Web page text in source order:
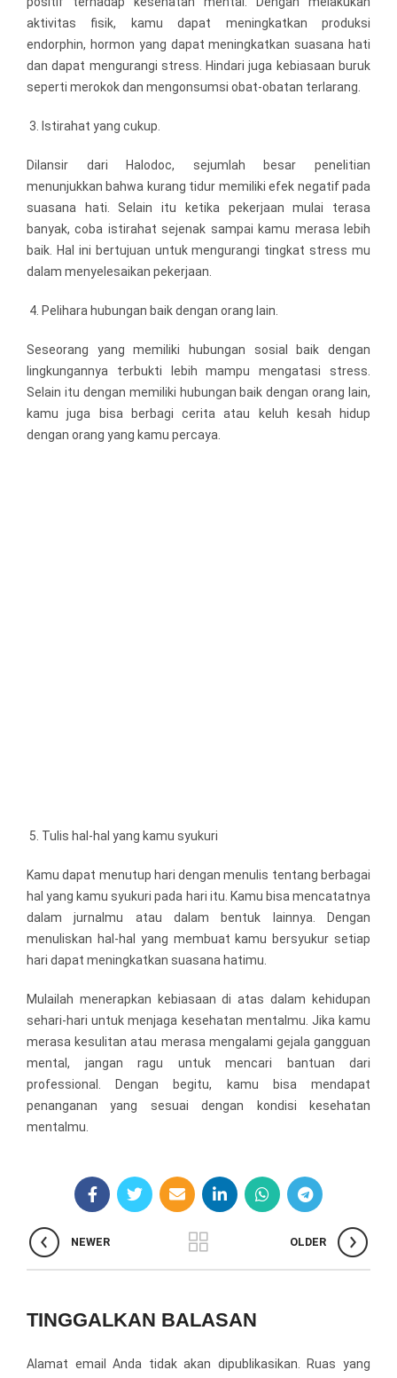
aktivitas fisik, kamu dapat meningkatkan produksi
endorphin, hormon yang dapat meningkatkan suasana hati
dan dapat mengurangi stress. Hindari juga kebiasaan buruk
seperti merokok dan mengonsumsi obat-obatan terlarang.
Istirahat yang cukup.
Dilansir dari Halodoc, sejumlah besar penelitian
menunjukkan bahwa kurang tidur memiliki efek negatif pada
suasana hati. Selain itu ketika pekerjaan mulai terasa
banyak, coba istirahat sejenak sampai kamu merasa lebih
baik. Hal ini bertujuan untuk mengurangi tingkat stress mu
dalam menyelesaikan pekerjaan.
Pelihara hubungan baik dengan orang lain.
Seseorang yang memiliki hubungan sosial baik dengan
lingkungannya terbukti lebih mampu mengatasi stress.
Selain itu dengan memiliki hubungan baik dengan orang lain,
kamu juga bisa berbagi cerita atau keluh kesah hidup
dengan orang yang kamu percaya.
Tulis hal-hal yang kamu syukuri
Kamu dapat menutup hari dengan menulis tentang berbagai
hal yang kamu syukuri pada hari itu. Kamu bisa mencatatnya
dalam jurnalmu atau dalam bentuk lainnya. Dengan
menuliskan hal-hal yang membuat kamu bersyukur setiap
hari dapat meningkatkan suasana hatimu.
Mulailah menerapkan kebiasaan di atas dalam kehidupan
sehari-hari untuk menjaga kesehatan mentalmu. Jika kamu
merasa kesulitan atau merasa mengalami gejala gangguan
mental, jangan ragu untuk mencari bantuan dari
professional. Dengan begitu, kamu bisa mendapat
penanganan yang sesuai dengan kondisi kesehatan
mentalmu.
NEWER OLDER
TINGGALKAN BALASAN
Alamat email Anda tidak akan dipublikasikan.
Ruas yang